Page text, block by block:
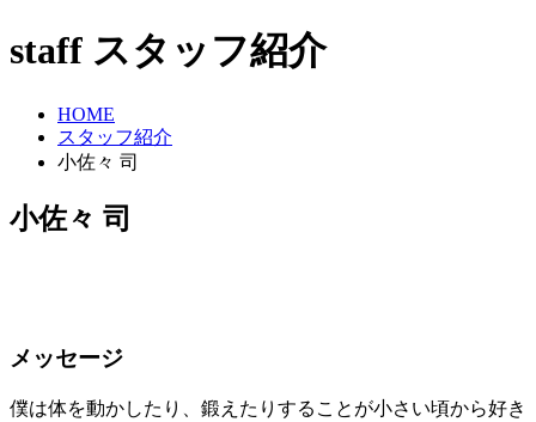
staff スタッフ紹介
HOME
スタッフ紹介
小佐々 司
小佐々 司
メッセージ
僕は体を動かしたり、鍛えたりすることが小さい頃から好き